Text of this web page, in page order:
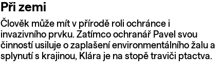
Při zemi
Člověk může mít v přírodě roli ochránce i
invazivního prvku. Zatímco ochranář Pavel svou
činností usiluje o zaplašení environmentálního žalu a
splynutí s krajinou, Klára je na stopě traviči ptactva.